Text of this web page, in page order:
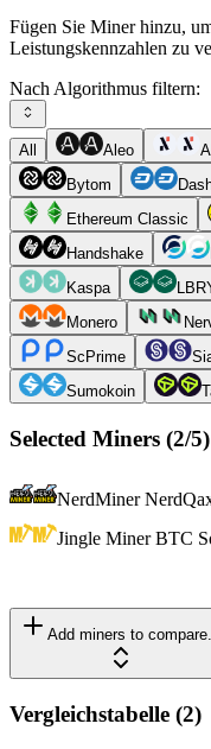
Fügen Sie Miner hinzu,
Leistungskennzahlen zu
Nach Algorithmus filtern:
All Aleo
Bytom
Ethereum Classic
Handshake
Kaspa
Monero
ScPrime
Sumokoin
Selected Miners (2/5)
NerdMiner
Jingle Miner BTC
Add miners to
Vergleichstabelle (2)